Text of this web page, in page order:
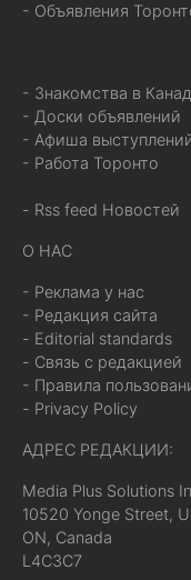
- Объявления
- Знакомства в
- Доски объявлений
- Афиша
- Работа Торонто
- Rss feed Новостей
О НАС
- Реклама у нас
- Редакция сайта
- Editorial standards
- Связь с редакцией
- Правила
- Privacy Policy
АДРЕС РЕДАКЦИИ:
Media Plus Solutions
10520 Yonge Street,
ON, Canada
L4C3C7